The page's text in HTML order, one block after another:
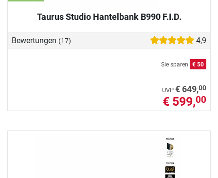
Taurus Studio Hantelbank B990 F.I.D.
Bewertungen (17) 4,9
Sie sparen € 50
UVP € 649,00
€ 599,00